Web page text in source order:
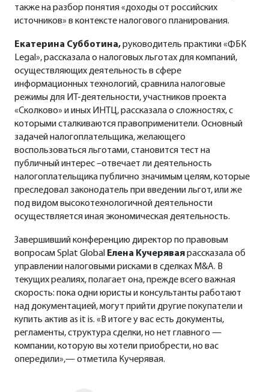
также на разбор понятия «доходы от российских
источников» в контексте налогового планирования.
Екатерина Субботина,руководитель практики «ФБК
Legal», рассказала о налоговых льготах для компаний,
осуществляющих деятельность в сфере
информационных технологий, сравнила налоговые
режимы для ИТ-деятельности, участников проекта
«Сколково» и иных ИНТЦ, рассказала о сложностях, с
которыми сталкиваются правоприменители. Основный
задачей налогоплательщика, желающего
воспользоваться льготами, становится тест на
публичный интерес –отвечает ли деятельность
налогоплательщика публично значимым целям, которые
преследовал законодатель при введении льгот, или же
под видом высокотехнологичной деятельности
осуществляется иная экономическая деятельность.
Завершивший конференцию директор по правовым
вопросам Splat Global Елена Кучеряваярассказала об
управлении налоговыми рисками в сделках M&A. В
текущих реалиях, полагает она, прежде всего важная
скорость: пока одни юристы и консультанты работают
над документацией, могут прийти другие покупатели и
купить актив as it is. «В итоге у вас есть документы,
регламенты, структура сделки, но нет главного —
компании, которую вы хотели приобрести, но вас
опередили»,— отметила Кучерявая.